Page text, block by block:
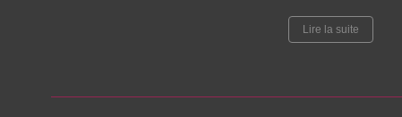
Lire la suite